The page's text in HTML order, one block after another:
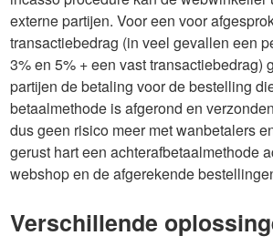
externe partijen. Voor een voor
transactiebedrag (in veel gevallen een
3% en 5% + een vast transactiebedrag)
partijen de betaling voor de bestelling
betaalmethode is afgerond en
dus geen risico meer met wanbetalers
gerust hart een achterafbetaalmethode
webshop en de afgerekende
Verschillende